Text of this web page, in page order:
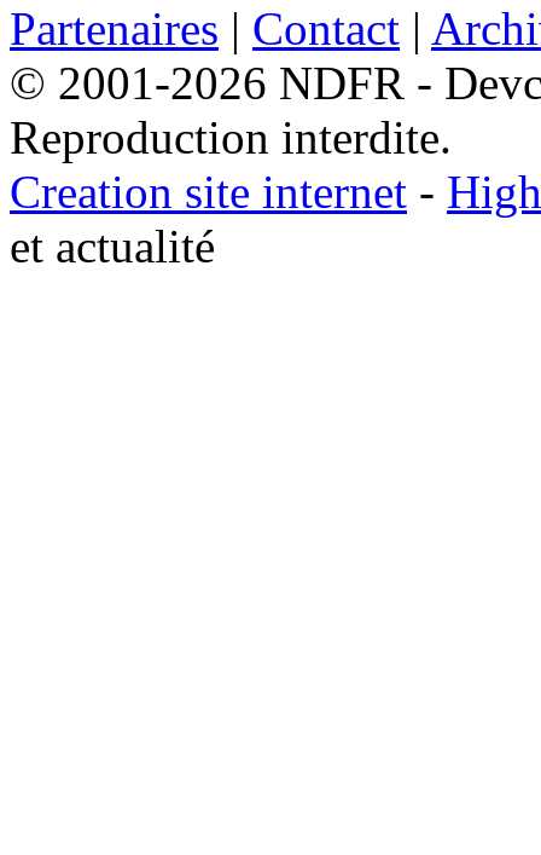
Partenaires | Contact |
© 2001-2026 NDFR -
Reproduction interdite.
Creation site internet -
et actualité